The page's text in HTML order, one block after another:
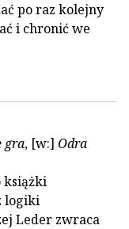
po raz kolejny
i chronić we
gra, [w:] Odra
książki
logiki
Leder zwraca